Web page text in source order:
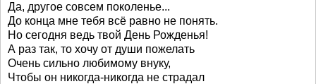
Да, другое совсем поколенье...
До конца мне тебя всё равно не понять.
Но сегодня ведь твой День Рожденья!
А раз так, то хочу от души пожелать
Очень сильно любимому внуку,
Чтобы он никогда-никогда не страдал